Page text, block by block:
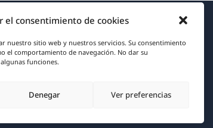
el consentimiento de cookies
nuestro sitio web y nuestros servicios. Su consentimiento
el comportamiento de navegación. No dar su
funciones.
Denegar Ver preferencias
Acerca de WPML
y Política de Privacidad
abre
abreabreabre